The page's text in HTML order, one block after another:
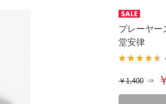
プレーヤー
堂安律
￥1,400 ⇒